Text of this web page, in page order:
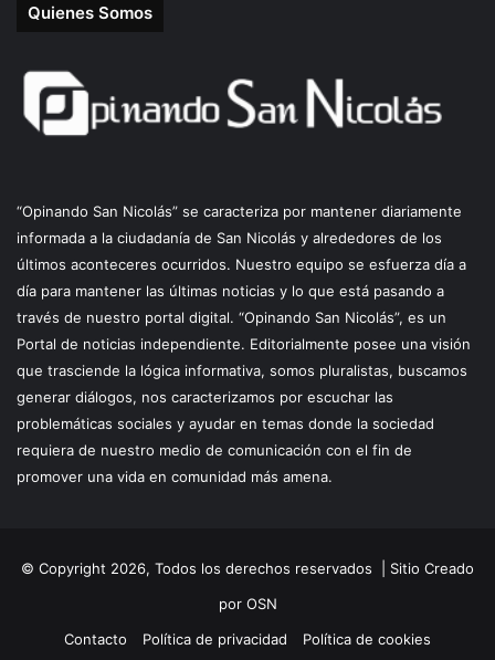
Quienes Somos
“Opinando San Nicolás” se caracteriza por mantener diariamente
informada a la ciudadanía de San Nicolás y alrededores de los
últimos aconteceres ocurridos. Nuestro equipo se esfuerza día a
día para mantener las últimas noticias y lo que está pasando a
través de nuestro portal digital. “Opinando San Nicolás”, es un
Portal de noticias independiente. Editorialmente posee una visión
que trasciende la lógica informativa, somos pluralistas, buscamos
generar diálogos, nos caracterizamos por escuchar las
problemáticas sociales y ayudar en temas donde la sociedad
requiera de nuestro medio de comunicación con el fin de
promover una vida en comunidad más amena.
© Copyright 2026, Todos los derechos reservados | Sitio Creado
por OSN
Contacto
Política de privacidad Política de cookies